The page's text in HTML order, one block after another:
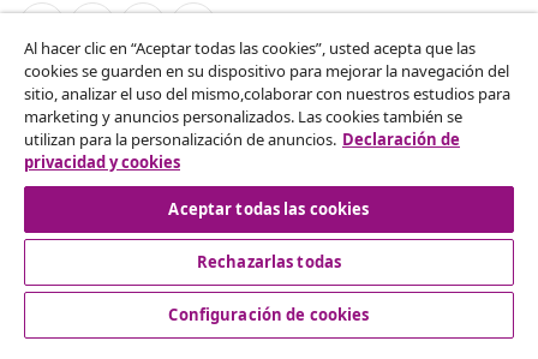
Desistir del contrato
Solicita la cancelación de tu pedido.
Desistir del contrato
Servicio al Cliente
Al hacer clic en “Aceptar todas las cookies”, usted acepta que las
cookies se guarden en su dispositivo para mejorar la navegación del
sitio, analizar el uso del mismo,colaborar con nuestros estudios para
marketing y anuncios personalizados. Las cookies también se
utilizan para la personalización de anuncios. Declaración de
privacidad y cookies
Aceptar todas las cookies
Rechazarlas todas
Configuración de cookies